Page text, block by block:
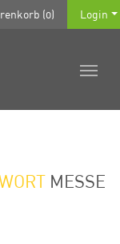
(0) Login
MESSE